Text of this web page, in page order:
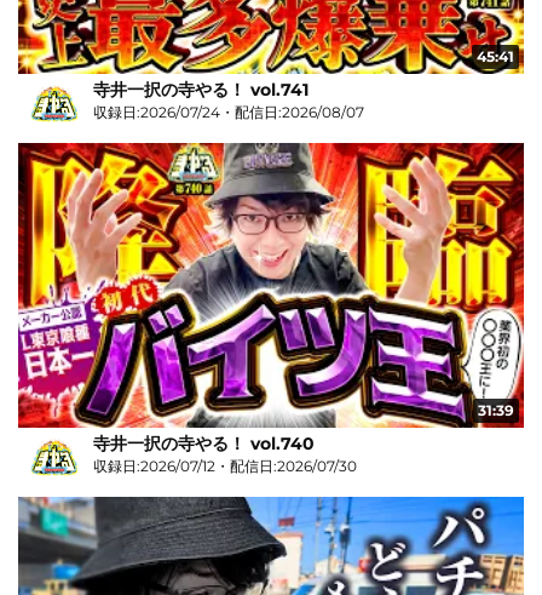
45:41
寺井一択の寺やる！ vol.741
収録日:2026/07/24・配信日:2026/08/07
31:39
寺井一択の寺やる！ vol.740
収録日:2026/07/12・配信日:2026/07/30